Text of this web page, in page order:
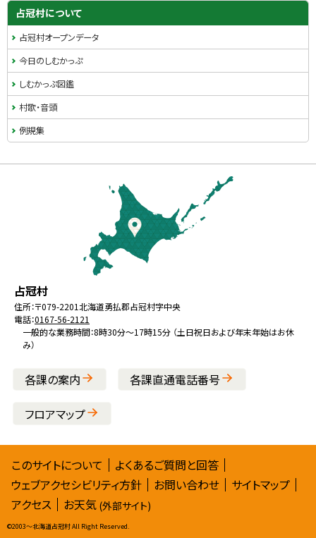
占冠村について
占冠村オープンデータ
今日のしむかっぷ
しむかっぷ図鑑
村歌・音頭
例規集
北
海
道
占冠村役
場
住所：〒079-2201北海道勇払郡占冠村字中央
電話：0167-56-2121
一般的な業務時間：8時30分～17時15分 （土日祝日および年末年始はお休
み）
各課の案内 各課直通電話番号
フロアマップ
サ
イ
ト
このサイトについて
よくあるご質問と回答
ウェブアクセシビリティ方針
お問い合わせ
サイトマップ
アクセス
お天気 (外部サイト)
©2003〜北海道占冠村 All Right Reserved.